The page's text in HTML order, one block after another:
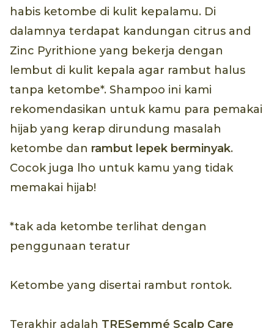
habis ketombe di kulit kepalamu. Di
dalamnya terdapat kandungan citrus and
Zinc Pyrithione yang bekerja dengan
lembut di kulit kepala agar rambut halus
tanpa ketombe*. Shampoo ini kami
rekomendasikan untuk kamu para pemakai
hijab yang kerap dirundung masalah
ketombe dan rambut lepek berminyak.
Cocok juga lho untuk kamu yang tidak
memakai hijab!
*tak ada ketombe terlihat dengan
penggunaan teratur
Ketombe yang disertai rambut rontok.
Terakhir adalah TRESemmé Scalp Care